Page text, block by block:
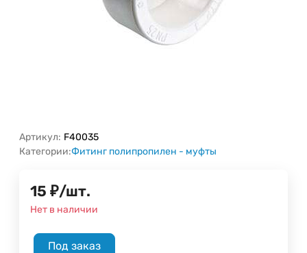
Артикул: F40035
Категории:Фитинг полипропилен - муфты
15 ₽/шт.
Нет в наличии
Под заказ